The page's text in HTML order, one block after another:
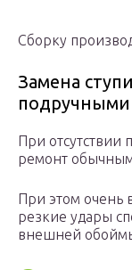
Сборку
Замена
При отсутствии
ремонт
При этом очень
резкие удары
внешней